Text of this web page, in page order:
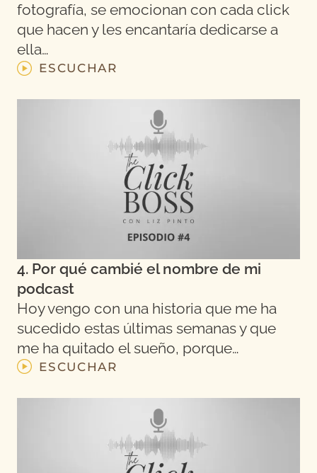
fotografía, se emocionan con cada click
que hacen y les encantaría dedicarse a
ella…
ESCUCHAR
4. Por qué cambié el nombre de mi
podcast
Hoy vengo con una historia que me ha
sucedido estas últimas semanas y que
me ha quitado el sueño, porque…
ESCUCHAR